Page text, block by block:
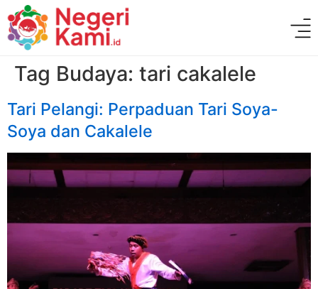
Tag Budaya: tari cakalele
Tari Pelangi: Perpaduan Tari Soya-
Soya dan Cakalele